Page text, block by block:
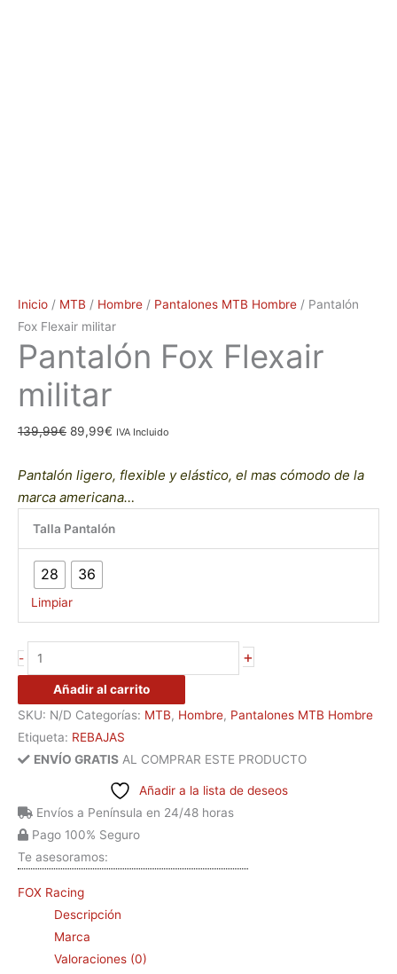
Inicio / MTB / Hombre / Pantalones MTB Hombre / Pantalón
Fox Flexair militar
Pantalón Fox Flexair
militar
139,99€ 89,99€ IVA Incluido
Pantalón ligero, flexible yelástico, el mas cómodo de la
marca americana…
Talla Pantalón
28 36
Limpiar
- +
Añadir al carrito
SKU: N/D Categorías: MTB, Hombre, Pantalones MTB Hombre
Etiqueta: REBAJAS
ENVÍO GRATIS AL COMPRAR ESTE PRODUCTO
Añadir a la lista de deseos
Envíos a Península en 24/48 horas
Pago 100% Seguro
Te asesoramos:
FOX Racing
Descripción
Marca
Valoraciones (0)